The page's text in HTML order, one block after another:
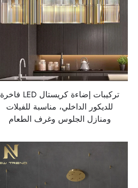
تركيبات إضاءة كريستال LED فاخرة
للديكور الداخلي، مناسبة للفيلات
ومنازل الجلوس وغرف الطعام